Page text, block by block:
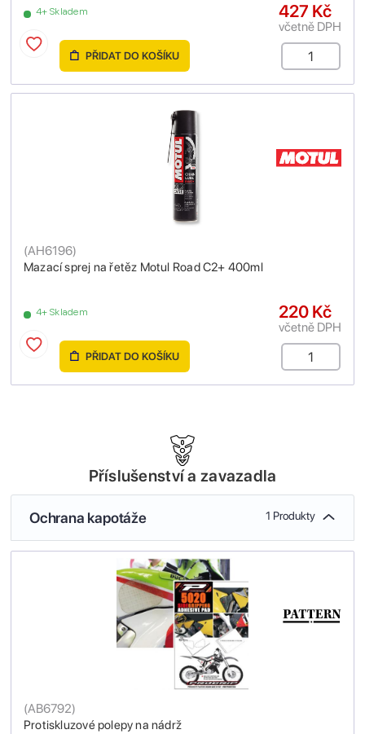
4+ Skladem 427 Kč
včetně DPH
PŘIDAT DO KOŠÍKU
Mazací sprej na řetěz Motul Road C2+ 400ml
(AH6196)
4+ Skladem 220 Kč
včetně DPH
PŘIDAT DO KOŠÍKU
Příslušenství a zavazadla
Ochrana kapotáže 1 Produkty
Protiskluzové polepy na nádrž
(AB6792)